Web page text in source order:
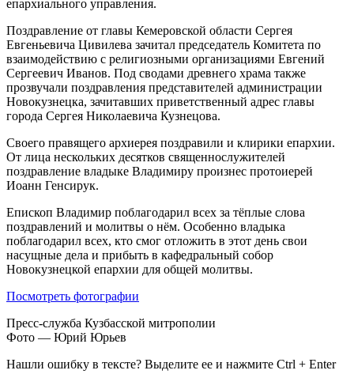
епархиального управления.
Поздравление от главы Кемеровской области Сергея
Евгеньевича Цивилева зачитал председатель Комитета по
взаимодействию с религиозными организациями Евгений
Сергеевич Иванов. Под сводами древнего храма также
прозвучали поздравления представителей администрации
Новокузнецка, зачитавших приветственный адрес главы
города Сергея Николаевича Кузнецова.
Своего правящего архиерея поздравили и клирики епархии.
От лица нескольких десятков священнослужителей
поздравление владыке Владимиру произнес протоиерей
Иоанн Генсирук.
Епископ Владимир поблагодарил всех за тёплые слова
поздравлений и молитвы о нём. Особенно владыка
поблагодарил всех, кто смог отложить в этот день свои
насущные дела и прибыть в кафедральный собор
Новокузнецкой епархии для общей молитвы.
Посмотреть фотографии
Пресс-служба Кузбасской митрополии
Фото — Юрий Юрьев
Нашли ошибку в тексте? Выделите ее и нажмите Ctrl + Enter